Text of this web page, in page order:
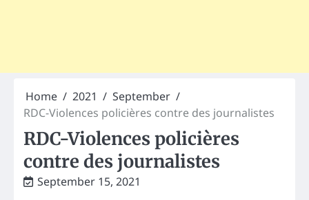
Home 2021
September
RDC-Violences policières contre des journalistes
RDC-Violences policières
contre des journalistes
September 15, 2021